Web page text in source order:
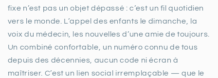
fixe n’est pas un objet dépassé : c’est un fil quotidien
vers le monde. L’appel des enfants le dimanche, la
voix du médecin, les nouvelles d’une amie de toujours.
Un combiné confortable, un numéro connu de tous
depuis des décennies, aucun code ni écran à
maîtriser. C’est un lien social irremplaçable — que le